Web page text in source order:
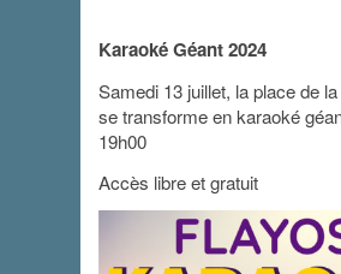
Karaoké
13 juillet 2024 - 19 h 00 min
Karaoké Géant 2024
Samedi 13 juillet, la place de
se transforme en karaoké
19h00
Accès libre et gratuit